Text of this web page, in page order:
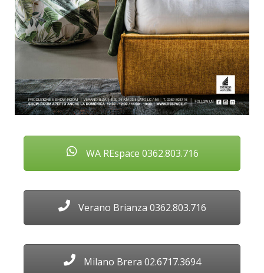
WA REspace 0362.803.716
Verano Brianza 0362.803.716
Milano Brera 02.6717.3694